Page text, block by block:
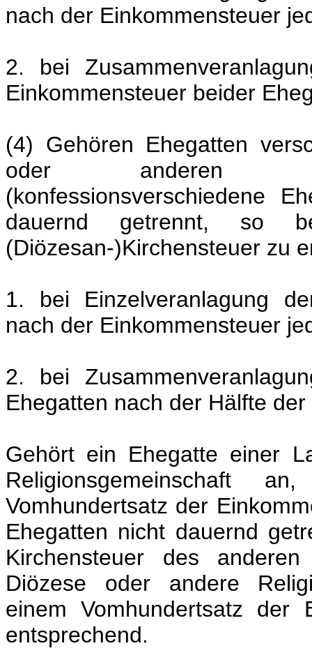
nach der Einkommensteuer
2. bei
Einkommensteuer beider
(4) Gehören Ehegatten
oder anderen
(konfessionsverschiedene
dauernd getrennt, so
(Diözesan-)Kirchensteuer zu
1. bei Einzelveranlagung
nach der Einkommensteuer
2. bei
Ehegatten nach der Hälfte
Gehört ein Ehegatte einer
Religionsgemeinschaft
Vomhundertsatz der
Ehegatten nicht dauernd
Kirchensteuer des
Diözese oder andere
einem Vomhundertsatz der
entsprechend.